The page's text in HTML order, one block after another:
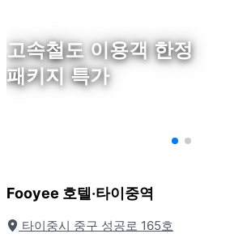
고속철도 이용객 한정
패키지 특가
Fooyee 호텔‧타이중역
타이중시 중구 성공로 165호